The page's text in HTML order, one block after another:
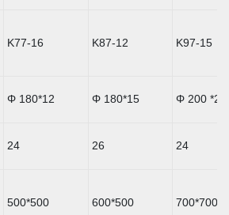
K77-16 K87-12 K97-15
Φ 180*12 Φ 180*15 Φ 200 *20
24 26 24
500*500 600*500 700*700